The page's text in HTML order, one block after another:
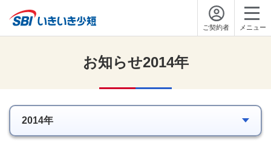
ご契約者 メニュー
お知らせ2014年